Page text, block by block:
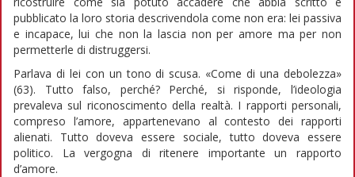
pubblicato la loro storia descrivendola come non era: lei passiva
e incapace, lui che non la lascia non per amore ma per non
permetterle di distruggersi.
Parlava di lei con un tono di scusa. «Come di una debolezza»
(63). Tutto falso, perché? Perché, si risponde, l’ideologia
prevaleva sul riconoscimento della realtà. I rapporti personali,
compreso l’amore, appartenevano al contesto dei rapporti
alienati. Tutto doveva essere sociale, tutto doveva essere
politico. La vergogna di ritenere importante un rapporto
d’amore.